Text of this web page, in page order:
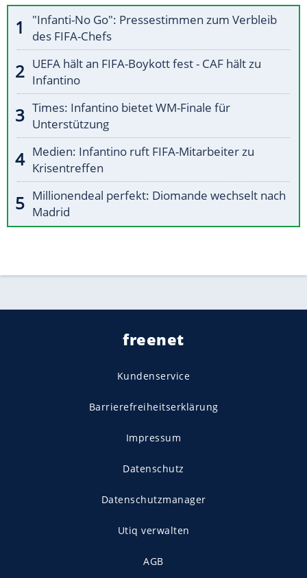
"Infanti-No Go": Pressestimmen zum Verbleib
des FIFA-Chefs
UEFA hält an FIFA-Boykott fest - CAF hält zu
Infantino
Times: Infantino bietet WM-Finale für
Unterstützung
Medien: Infantino ruft FIFA-Mitarbeiter zu
Krisentreffen
Millionendeal perfekt: Diomande wechselt nach
Madrid
freenet
Kundenservice
Barrierefreiheitserklärung
Impressum
Datenschutz
Datenschutzmanager
Utiq verwalten
AGB